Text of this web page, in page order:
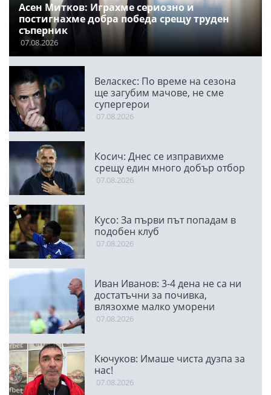
Асен Митков: Играхме сериозно и
постигнахме добра победа срещу труден
съперник
07.08.2026
Веласкес: По време на сезона
ще загубим мачове, не сме
супергерои
07.08.2026
Косич: Днес се изправихме
срещу един много добър отбор
07.08.2026
Кусо: За първи път попадам в
подобен клуб
07.08.2026
Иван Иванов: 3-4 дена не са ни
достатъчни за почивка,
влязохме малко уморени
07.08.2026
Кючуков: Имаше чиста дузпа за
нас!
07.08.2026